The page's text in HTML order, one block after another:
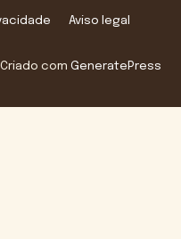
Aviso legal
Criado com GeneratePress